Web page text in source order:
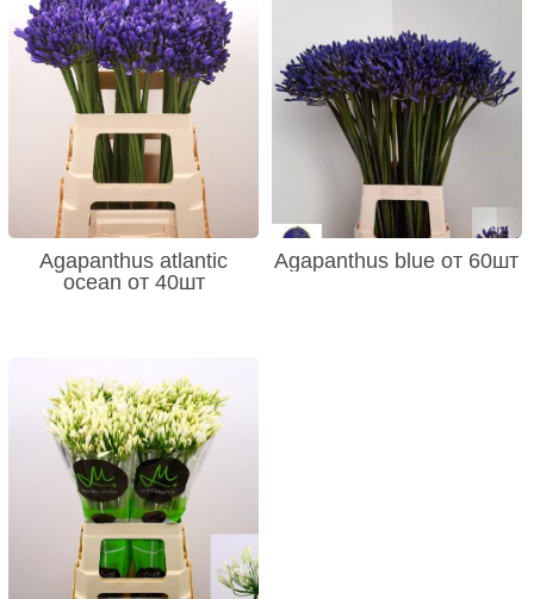
Agapanthus atlantic
ocean от 40шт
Agapanthus blue от 60шт